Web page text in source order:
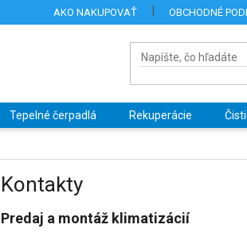
AKO NAKUPOVAŤ OBCHODNÉ
Tepelné čerpadlá Rekuperácie
Kontakty
Predaj a montáž klimatizácií